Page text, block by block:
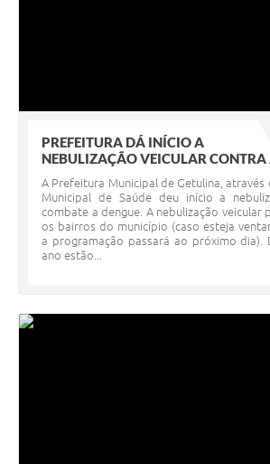
PREFEITURA DÁ INÍCIO A
NEBULIZAÇÃO VEICULAR CONTRA
A Prefeitura Municipal de Getulina,
Municipal de Saúde deu início a
combate a dengue. A nebulização veicular
os bairros do município (caso esteja
a programação passará ao próximo dia).
ano estão...